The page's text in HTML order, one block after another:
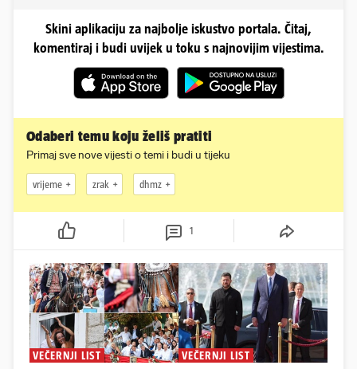
Skini aplikaciju za najbolje iskustvo portala. Čitaj,
komentiraj i budi uvijek u toku s najnovijim vijestima.
Odaberi temu koju želiš pratiti
Primaj sve nove vijesti o temi i budi u tijeku
vrijeme zrak dhmz
1